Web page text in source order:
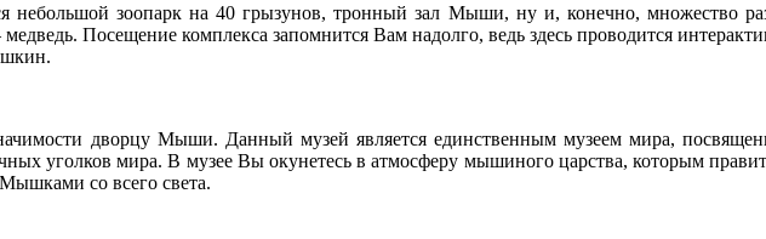
небольшой зоопарк на 40 грызунов, тронный зал Мыши, ну и, конечно, множество
Посещение комплекса запомнится Вам надолго, ведь здесь проводится
дворцу Мыши. Данный музей является единственным музеем мира,
уголков мира. В музее Вы окунетесь в атмосферу мышиного царства, которым
со всего света.